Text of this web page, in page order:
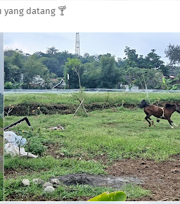
datang 🍸